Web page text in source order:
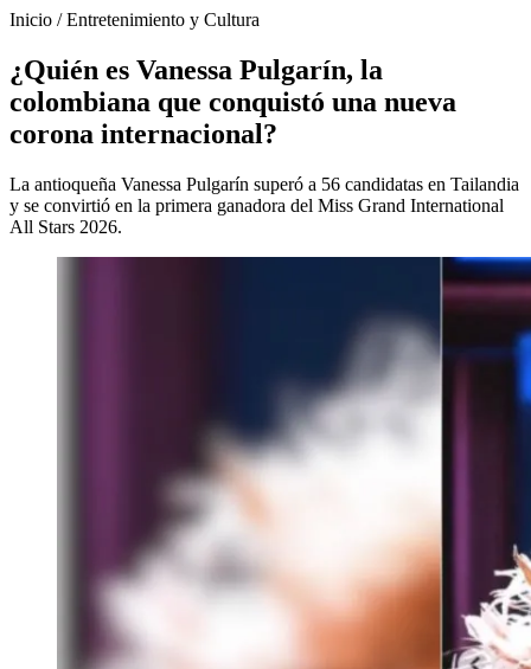
Inicio /Entretenimiento y Cultura
¿Quién es Vanessa Pulgarín, la
colombiana que conquistó una nueva
corona internacional?
La antioqueña Vanessa Pulgarín superó a 56 candidatas en Tailandia
y se convirtió en la primera ganadora del Miss Grand International
All Stars 2026.